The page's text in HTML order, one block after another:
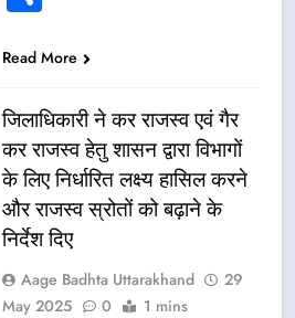
Read More
जिलाधिकारी ने कर राजस्व एवं गैर
कर राजस्व हेतु शासन द्वारा विभागों
के लिए निर्धारित लक्ष्य हासिल करने
और राजस्व स्रोतों को बढ़ाने के
निर्देश दिए
Aage Badhta Uttarakhand
29
May 2025
0 1 mins